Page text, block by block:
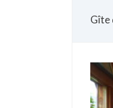
Gîte